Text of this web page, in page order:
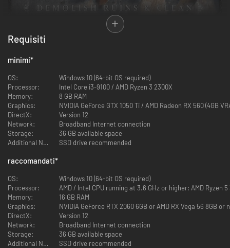
Requisiti
minimi*
OS:
Windows 10 (64-bit OS required)
Processor:
Intel Core i3-9100 / AMD Ryzen 3 2300X
Memory:
8 GB RAM
Graphics:
NVIDIA GeForce GTX 1050 Ti / AMD Radeon RX 560 (4GB
DirectX:
Version 12
Network:
Broadband Internet connection
Storage:
36 GB available space
Additional Notes:
SSD drive recommended
raccomandati*
OS:
Windows 10 (64-bit OS required)
Processor:
AMD / Intel CPU running at 3.6 GHz or higher: AMD Ryzen
Memory:
16 GB RAM
Graphics:
NVIDIA GeForce RTX 2060 6GB or AMD RX Vega 56 8GB or
DirectX:
Version 12
Network:
Broadband Internet connection
Storage:
36 GB available space
Additional Notes:
SSD drive recommended